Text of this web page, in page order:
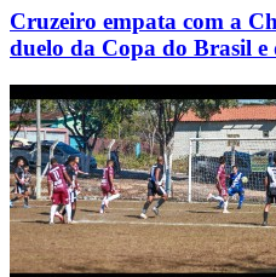
Cruzeiro empata com a
duelo da Copa do Brasil